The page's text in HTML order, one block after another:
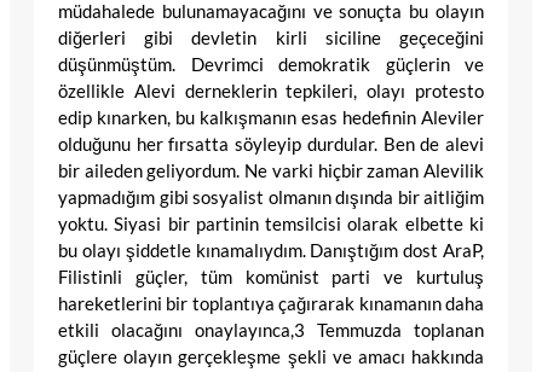
müdahalede bulunamayacağını ve sonuçta bu olayın
diğerleri gibi devletin kirli siciline geçeceğini
düşünmüştüm. Devrimci demokratik güçlerin ve
özellikle Alevi derneklerin tepkileri, olayı protesto
edip kınarken, bu kalkışmanın esas hedefinin Aleviler
olduğunu her fırsatta söyleyip durdular. Ben de alevi
bir aileden geliyordum. Ne varki hiçbir zaman Alevilik
yapmadığım gibi sosyalist olmanın dışında bir aitliğim
yoktu. Siyasi bir partinin temsilcisi olarak elbette ki
bu olayı şiddetle kınamalıydım. Danıştığım dost AraP,
Filistinli güçler, tüm komünist parti ve kurtuluş
hareketlerini bir toplantıya çağırarak kınamanın daha
etkili olacağını onaylayınca,3 Temmuzda toplanan
güçlere olayın gerçekleşme şekli ve amacı hakkında